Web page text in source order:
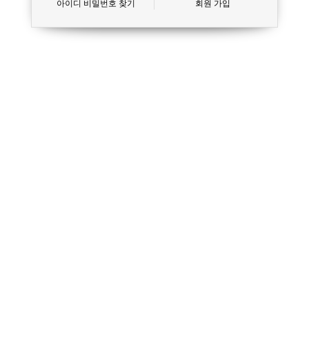
아이디 비밀번호 찾기 회원 가입